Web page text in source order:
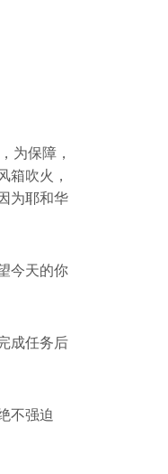
为保障，
箱吹火，
为耶和华
今天的你
成任务后
不强迫